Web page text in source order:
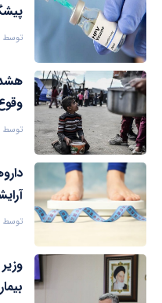
توسط
توسط
توسط